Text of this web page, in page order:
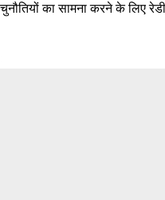
चुनौतियों का सामना करने के लिए